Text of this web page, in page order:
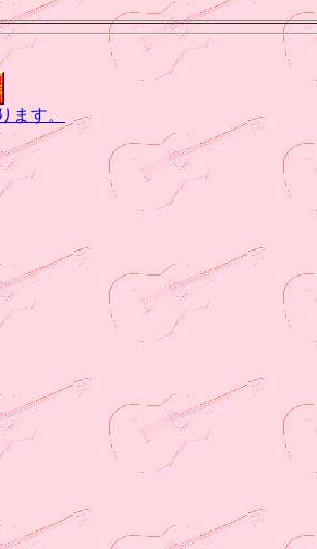
ます。